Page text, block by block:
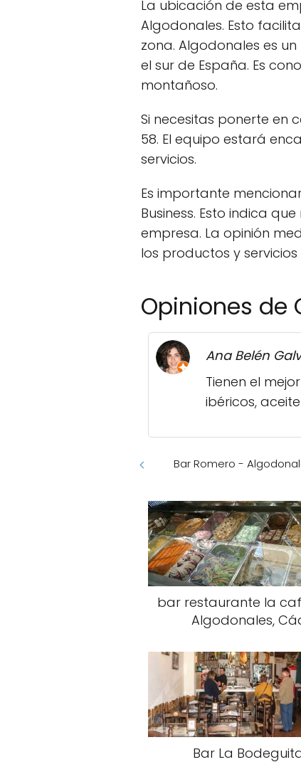
La ubicación de esta
Algodonales. Esto
zona. Algodonales es
el sur de España. Es
montañoso.
Si necesitas ponerte en
58. El equipo estará
servicios.
Es importante
Business. Esto indica
empresa. La opinión
los productos y
Opiniones de
Ana Belén
Tienen el
ibéricos,
Bar Romero -
bar restaurante la
Algodonales,
Bar La